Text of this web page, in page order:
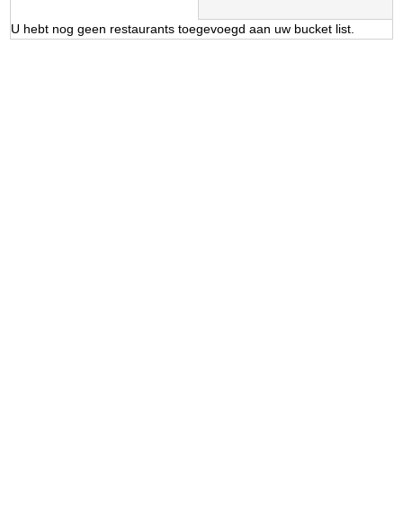
U hebt nog geen restaurants toegevoegd aan uw bucket list.